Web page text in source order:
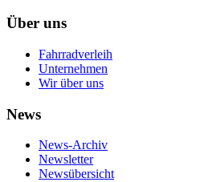
Über uns
Fahrradverleih
Unternehmen
Wir über uns
News
News-Archiv
Newsletter
Newsübersicht